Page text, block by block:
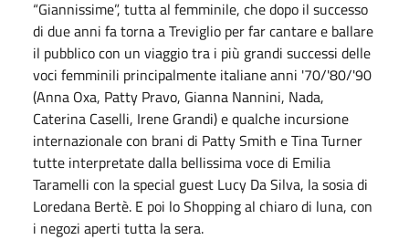
“Giannissime”, tutta al femminile, che dopo il successo
di due anni fa torna a Treviglio per far cantare e ballare
il pubblico con un viaggio tra i più grandi successi delle
voci femminili principalmente italiane anni '70/'80/'90
(Anna Oxa, Patty Pravo, Gianna Nannini, Nada,
Caterina Caselli, Irene Grandi) e qualche incursione
internazionale con brani di Patty Smith e Tina Turner
tutte interpretate dalla bellissima voce di Emilia
Taramelli con la special guest Lucy Da Silva, la sosia di
Loredana Bertè. E poi lo Shopping al chiaro di luna, con
i negozi aperti tutta la sera.